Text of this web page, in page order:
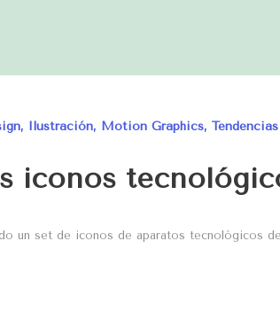
, Ilustración, Motion Graphics, Tendencias
iconos
un set de iconos de aparatos tecnológicos